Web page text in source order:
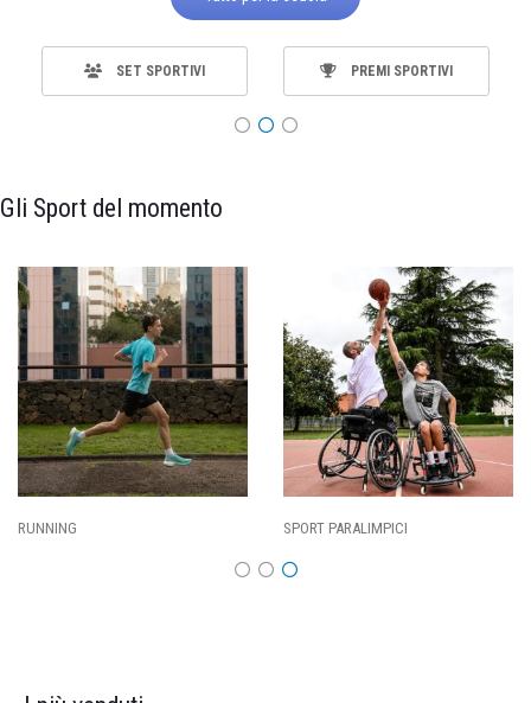
SET SPORTIVI PREMI SPORTIVI
Gli Sport del momento
SPORT PARALIMPICI